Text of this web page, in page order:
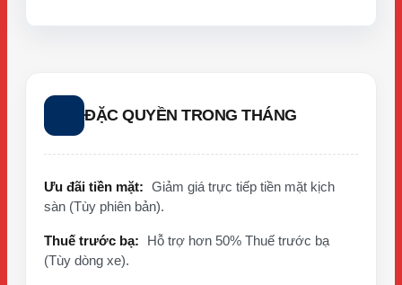
ĐẶC QUYỀN TRONG THÁNG
Ưu đãi tiền mặt: Giảm giá trực tiếp tiền mặt kịch
sàn (Tùy phiên bản).
Thuế trước bạ:
Hỗ trợ hơn 50% Thuế trước bạ
(Tùy dòng xe).